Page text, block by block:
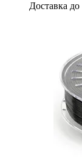
Доставка до